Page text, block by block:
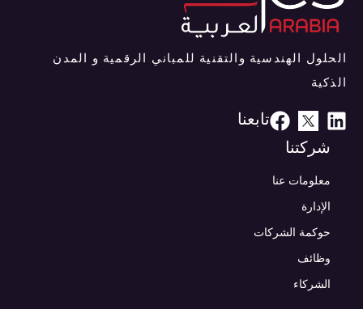
الحلول الهندسية والتقنية للمباني الرقمية و المدن
الذكية
تابعنا
شركتنا
معلومات عنا
الإدارة
حوكمة الشركات
وظائف
الشركاء